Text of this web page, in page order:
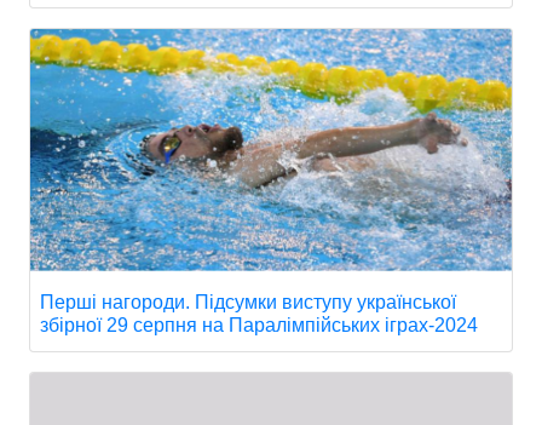
Перші нагороди. Підсумки виступу української
збірної 29 серпня на Паралімпійських іграх-2024